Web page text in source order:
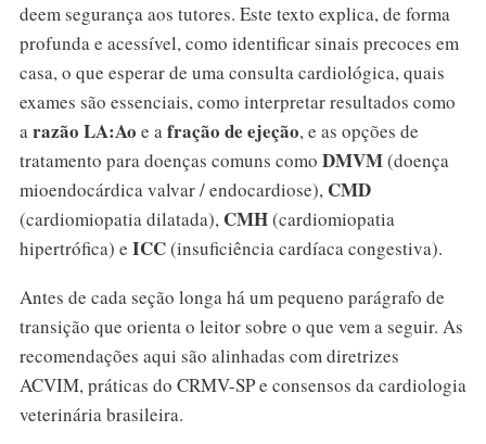
deem segurança aos tutores. Este texto explica, de forma
profunda e acessível, como identificar sinais precoces em
casa, o que esperar de uma consulta cardiológica, quais
exames são essenciais, como interpretar resultados como
arazão LA:Ao e afração de ejeção, e as opções de
tratamento para doenças comuns como DMVM(doença
mioendocárdica valvar / endocardiose), CMD
(cardiomiopatia dilatada), CMH(cardiomiopatia
hipertrófica) e ICC(insuficiência cardíaca congestiva).
Antes de cada seção longa há um pequeno parágrafo de
transição que orienta o leitor sobre o que vem a seguir. As
recomendações aqui são alinhadas com diretrizes
ACVIM, práticas do CRMV-SP e consensos da cardiologia
veterinária brasileira.